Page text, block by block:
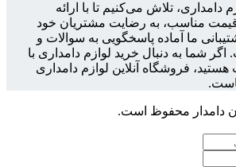
دامداری، تلاش می‌کنیم تا با ارائه
مناسب، به رضایت مشتریان خود
ما آماده پاسخگویی به سوالات و
شما به دنبال خرید لوازم دامداری با
فروشگاه آنلاین لوازم دامداری
دامدار محفوظ است.